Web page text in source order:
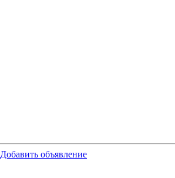
Добавить объявление